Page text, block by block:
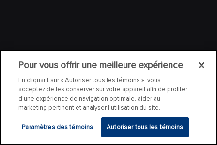
Pour vous offrir une meilleure expérience
En cliquant sur « Autoriser tous les témoins », vous
acceptez de les conserver sur votre appareil afin de profiter
d’une expérience de navigation optimale, aider au
marketing pertinent et analyser l’utilisation du site.
Paramètres des témoins Autoriser tous les témoins